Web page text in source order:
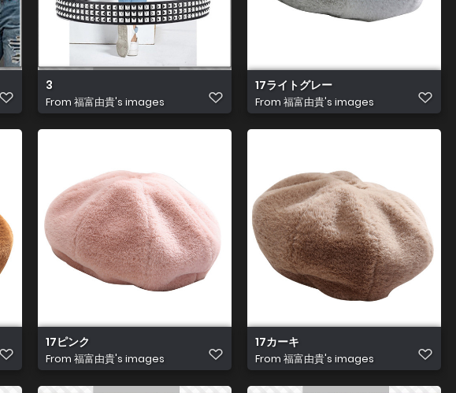
3
From 福富由貴's images
17ライトグレー
From 福富由貴's images
17ピンク
From 福富由貴's images
17カーキ
From 福富由貴's images